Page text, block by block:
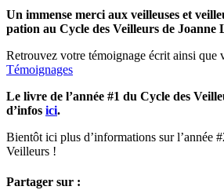
Un immense merci aux veilleu­ses et
pa­tion au Cycle des Veilleurs de Joanne
Retrouvez votre témoi­gnage écrit ainsi que
Témoignages
Le livre de l’année #1 du Cycle des
d’infos ici.
Bientôt ici plus d’infor­ma­tions sur l’année
Veilleurs !
Partager sur :